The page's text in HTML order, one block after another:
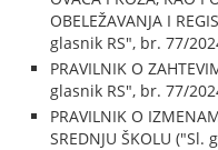
OBELEŽAVANJA I
glasnik RS", br. 77/
PRAVILNIK O
glasnik RS", br. 77/
PRAVILNIK O
SREDNJU ŠKOLU